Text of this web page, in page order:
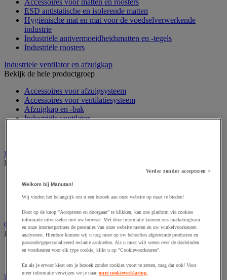
ESD antistatische en isolerende matten
Hygiënische mat en mat voor de voedselverwerkende
industrie
Industriële antivermoeidheidsmatten en -tegels
Industriële roosters
Industriele ventilator en afzuigkap
Bekijk de hele productgroep
Accessoires voor afzuigsysteem
Accessoires voor ventilatiesysteem
Afzuigkap en -bak
Industriële ventilator
Laboratoriummeubilair
Bekijk de hele productgroep
Laboratoriumkast
Laboratoriumladekast
Opstapkruk, trap en ladder
Bekijk de hele productgroep
Ladder
Palletwagen
Verder zonder accepteren >
Welkom bij Manutan!
Wij vinden het belangrijk om u een bezoek aan onze website op maat te bieden!
Door op de knop "Accepteren en doorgaan" te klikken, kan ons platform via cookies
informatie uitwisselen met uw browser. Met deze informatie kunnen ons marketingteam
en onze internetpartners de prestaties van onze website meten en uw winkelvoorkeuren
analyseren. Hierdoor kunnen wij u nog meer op uw behoeften afgestemde producten en
passende/gepersonaliseerd reclame aanbieden. Als u meer wilt weten over de doeleinden
en voorkeuren voor elk type cookie, klikt u op "Cookievoorkeuren".
En als je ervoor kiest om je bezoek zonder cookies voort te zetten, mag dat ook! Voor
meer informatie verwijzen we je naar onze cookieverklaring.